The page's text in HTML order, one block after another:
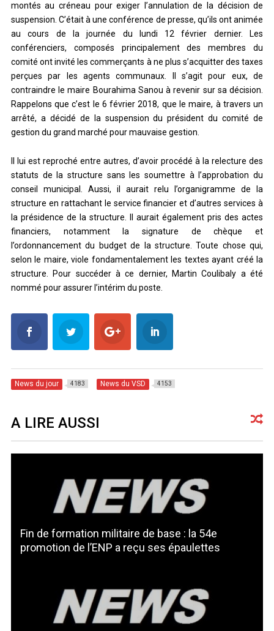
montés au créneau pour exiger l’annulation de la décision de
suspension. C’était à une conférence de presse, qu’ils ont animée
au cours de la journée du lundi 12 février dernier. Les
conférenciers, composés principalement des membres du
comité ont invité les commerçants à ne plus s’acquitter des taxes
perçues par les agents communaux. Il s’agit pour eux, de
contraindre le maire Bourahima Sanou à revenir sur sa décision.
Rappelons que c’est le 6 février 2018, que le maire, à travers un
arrêté, a décidé de la suspension du président du comité de
gestion du grand marché pour mauvaise gestion.
Il lui est reproché entre autres, d’avoir procédé à la relecture des
statuts de la structure sans les soumettre à l’approbation du
conseil municipal. Aussi, il aurait relu l’organigramme de la
structure en rattachant le service financier et d’autres services à
la présidence de la structure. Il aurait également pris des actes
financiers, notamment la signature de chèque et
l’ordonnancement du budget de la structure. Toute chose qui,
selon le maire, viole fondamentalement les textes ayant créé la
structure. Pour succéder à ce dernier, Martin Coulibaly a été
nommé pour assurer l’intérim du poste.
News du jour 4183 News du VSD 4153
A LIRE AUSSI
Fin de formation militaire de base : la 54e
promotion de l’ENP a reçu ses épaulettes